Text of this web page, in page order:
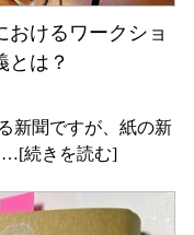
おけるワークショ
とは？
新聞ですが、紙の新
…[続きを読む]